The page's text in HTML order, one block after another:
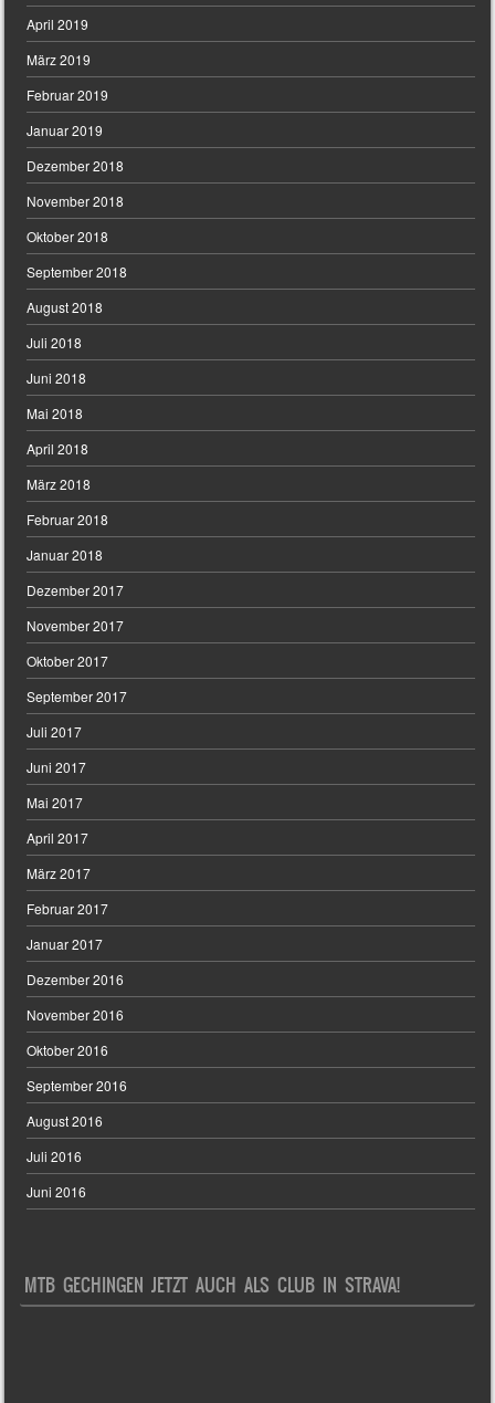
April 2019
März 2019
Februar 2019
Januar 2019
Dezember 2018
November 2018
Oktober 2018
September 2018
August 2018
Juli 2018
Juni 2018
Mai 2018
April 2018
März 2018
Februar 2018
Januar 2018
Dezember 2017
November 2017
Oktober 2017
September 2017
Juli 2017
Juni 2017
Mai 2017
April 2017
März 2017
Februar 2017
Januar 2017
Dezember 2016
November 2016
Oktober 2016
September 2016
August 2016
Juli 2016
Juni 2016
MTB GECHINGEN JETZT AUCH ALS CLUB IN STRAVA!